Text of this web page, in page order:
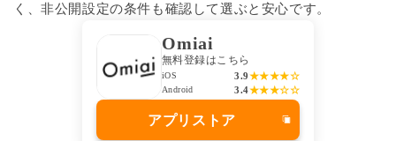
く、非公開設定の条件も確認して選ぶと安心です。
Omiai
無料登録はこちら
iOS 3.9★★★★☆
Android 3.4★★★☆☆
アプリストア